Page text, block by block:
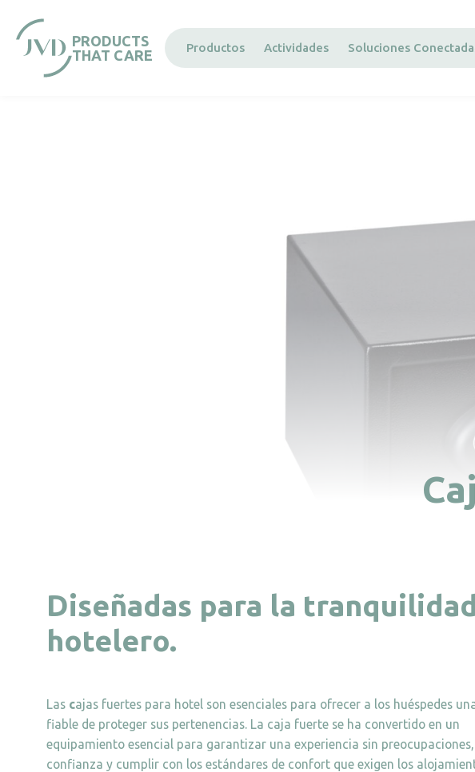
PRODUCTS
THAT CARE
Productos Actividades Soluciones
Diseñadas para la
hotelero.
Las cajas fuertes para hotel son esenciales para ofrecer a los huéspedes
fiable de proteger sus pertenencias. La caja fuerte se ha convertido en un
equipamiento esencial para garantizar una experiencia sin
confianza y cumplir con los estándares de confort que exigen los